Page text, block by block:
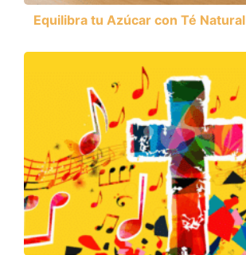
Equilibra tu Azúcar con Té Natural